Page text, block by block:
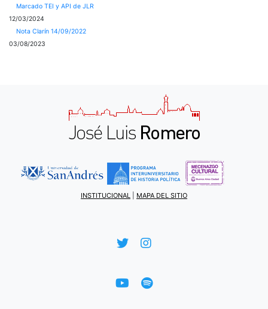
Marcado TEI y API de JLR
12/03/2024
Nota Clarín 14/09/2022
03/08/2023
INSTITUCIONAL MAPA DEL SITIO